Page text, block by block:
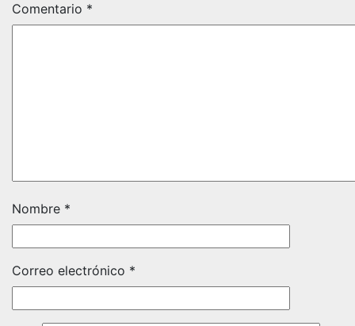
Comentario *
Nombre *
Correo electrónico *